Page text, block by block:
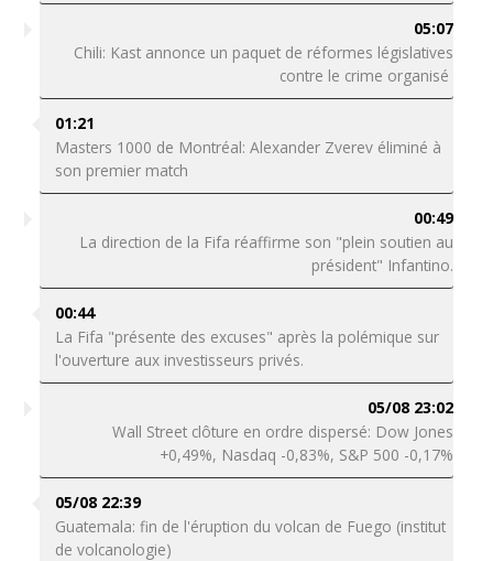
05:07
Chili: Kast annonce un paquet de réformes législatives
contre le crime organisé
01:21
Masters 1000 de Montréal: Alexander Zverev éliminé à
son premier match
00:49
La direction de la Fifa réaffirme son "plein soutien au
président" Infantino.
00:44
La Fifa "présente des excuses" après la polémique sur
l'ouverture aux investisseurs privés.
05/08 23:02
Wall Street clôture en ordre dispersé: Dow Jones
+0,49%, Nasdaq -0,83%, S&P 500 -0,17%
05/08 22:39
Guatemala: fin de l'éruption du volcan de Fuego (institut
de volcanologie)